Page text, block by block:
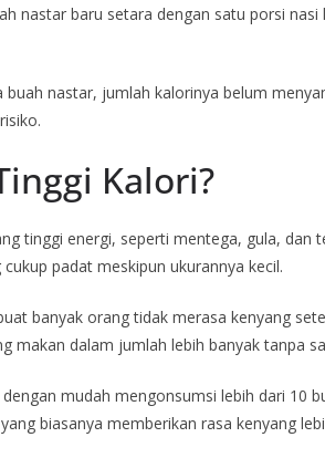
nastar baru setara dengan satu porsi nasi
nastar, jumlah kalorinya belum
Kalori?
tinggi energi, seperti mentega, gula, dan
padat meskipun ukurannya kecil.
banyak orang tidak merasa kenyang
makan dalam jumlah lebih banyak tanpa
mudah mengonsumsi lebih dari 10
biasanya memberikan rasa kenyang